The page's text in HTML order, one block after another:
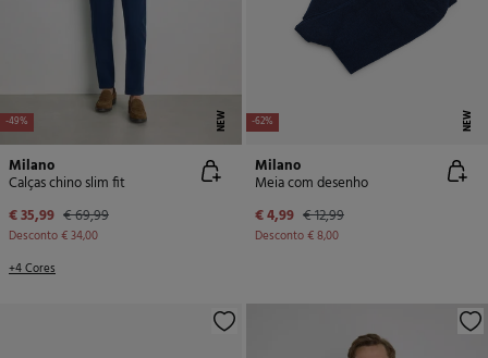
-49% NEW
Milano
Calças chino slim fit
€ 35,99 € 69,99
Desconto€ 34,00
+4 Cores
-62% NEW
Milano
Meia com desenho
€ 4,99 € 12,99
Desconto€ 8,00